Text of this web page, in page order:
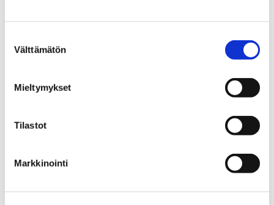
valinta
Välttämätön
Mieltymykset
Tilastot
Markkinointi
Luontotalo Arkin aukioloajat ja hinnat
Rosenlew-museon poikkeusaikataulu
Satakunnan Museon,
Rosenlew-museon
poikkeusaikataulu